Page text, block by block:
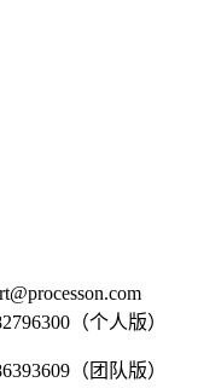
（个人版）
（团队版）